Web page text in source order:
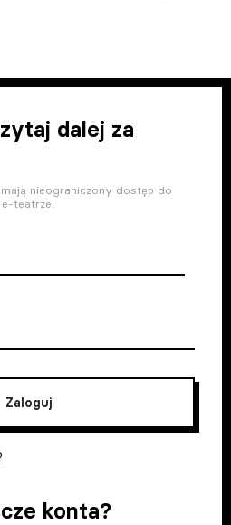
dalej za
nieograniczony dostęp do
teatrze.
Zaloguj
konta?